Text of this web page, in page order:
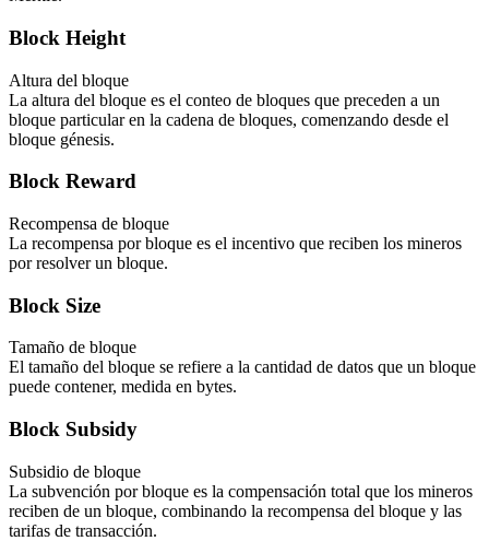
Block Height
Altura del bloque
La altura del bloque es el conteo de bloques que preceden a un
bloque particular en la cadena de bloques, comenzando desde el
bloque génesis.
Block Reward
Recompensa de bloque
La recompensa por bloque es el incentivo que reciben los mineros
por resolver un bloque.
Block Size
Tamaño de bloque
El tamaño del bloque se refiere a la cantidad de datos que un bloque
puede contener, medida en bytes.
Block Subsidy
Subsidio de bloque
La subvención por bloque es la compensación total que los mineros
reciben de un bloque, combinando la recompensa del bloque y las
tarifas de transacción.